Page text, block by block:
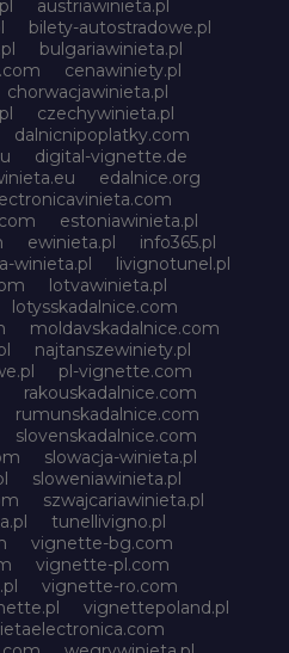
austriawinieta.pl
bilety-autostradowe.pl
bulgariawinieta.pl
cenawiniety.pl
chorwacjawinieta.pl
czechywinieta.pl
dalnicnipoplatky.com
digital-vignette.de
edalnice.org
estoniawinieta.pl
ewinieta.pl
info365.pl
winieta.pl
livignotunel.pl
lotvawinieta.pl
lotysskadalnice.com
moldavskadalnice.com
najtanszewiniety.pl
pl-vignette.com
rakouskadalnice.com
rumunskadalnice.com
slovenskadalnice.com
slowacja-winieta.pl
sloweniawinieta.pl
szwajcariawinieta.pl
tunellivigno.pl
vignette-bg.com
vignette-pl.com
vignette-ro.com
vignettepoland.pl